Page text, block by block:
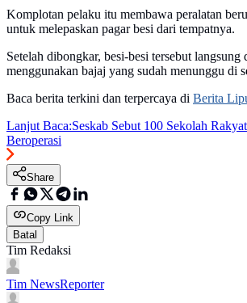
Komplotan pelaku itu membawa peralatan
untuk melepaskan pagar besi dari tempatnya.
Setelah dibongkar, besi-besi tersebut langsung
menggunakan bajaj yang sudah menunggu di
Baca berita terkini dan terpercaya di Berita
Lanjut Baca:Seskab Sebut 100 Sekolah
Beroperasi
Share
Copy Link
Batal
Tim Redaksi
Tim NewsReporter